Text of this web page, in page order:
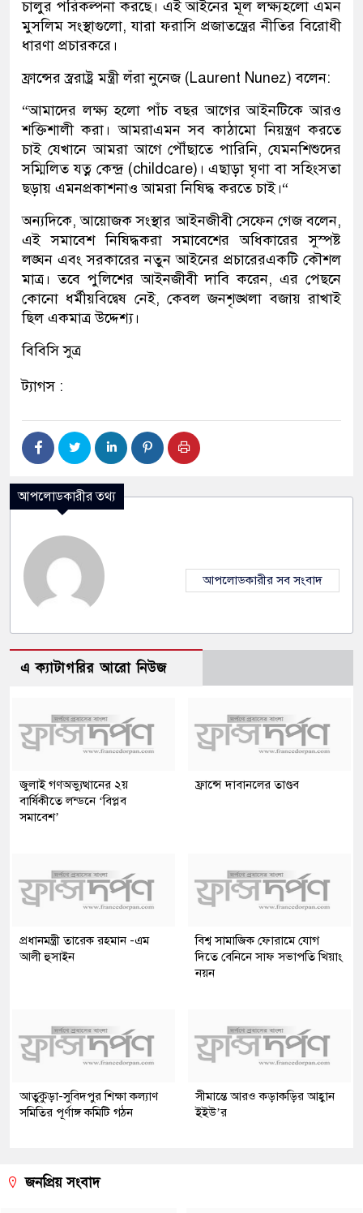
চালুর পরিকল্পনা করছে। এই আইনের মূল লক্ষ্যহলো এমন
মুসলিম সংস্থাগুলো,যারা ফরাসি প্রজাতন্ত্রের নীতির বিরোধী
ধারণা প্রচারকরে।
ফ্রান্সের স্ব্ররাষ্ট্র মন্ত্রী লঁরা নুনেজ (Laurent Nunez) বলেন:
“আমাদের লক্ষ্য হলো পাঁচ বছর আগের আইনটিকে আরও
শক্তিশালী করা। আমরাএমন সব কাঠামো নিয়ন্ত্রণ করতে
চাই যেখানে আমরা আগে পৌঁছাতে পারিনি,যেমনশিশুদের
সম্মিলিত যত্ন কেন্দ্র(childcare) । এছাড়া ঘৃণা বা সহিংসতা
ছড়ায় এমনপ্রকাশনাও আমরা নিষিদ্ধ করতে চাই।“
অন্যদিকে,আয়োজক সংস্থার আইনজীবী সেফেন গেজ বলেন,
এই সমাবেশ নিষিদ্ধকরা সমাবেশের অধিকারের সুস্পষ্ট
লঙ্ঘন এবং সরকারের নতুন আইনের প্রচারেরএকটি কৌশল
মাত্র। তবে পুলিশের আইনজীবী দাবি করেন, এর পেছনে
কোনো ধর্মীয়বিদ্বেষ নেই,কেবল জনশৃঙ্খলা বজায় রাখাই
ছিল একমাত্র উদ্দেশ্য।
বিবিসি সুত্র
ট্যাগস :
আপলোডকারীর তথ্য
আপলোডকারীর সব সংবাদ
এ ক্যাটাগরির আরো নিউজ
জুলাই গণঅভ্যুত্থানের ২য়
বার্ষিকীতে লন্ডনে ‘বিপ্লব
সমাবেশ’
ফ্রান্সে দাবানলের তাণ্ডব
প্রধানমন্ত্রী তারেক রহমান -এম
আলী হুসাইন
বিশ্ব সামাজিক ফোরামে যোগ
দিতে বেনিনে সাফ সভাপতি খিয়াং
নয়ন
আতুকুড়া-সুবিদপুর শিক্ষা কল্যাণ
সমিতির পূর্ণাঙ্গ কমিটি গঠন
সীমান্তে আরও কড়াকড়ির আহ্বান
ইইউ’র
জনপ্রিয় সংবাদ